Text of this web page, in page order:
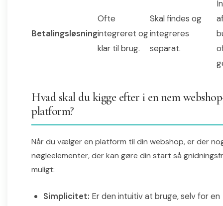
Betalingsløsning
Ofte
integreret og
klar til brug.
Skal findes og
integreres
separat.
Hvad skal du kigge efter i en nem
platform?
Når du vælger en platform til din webshop, er der
nøgleelementer, der kan gøre din start så
muligt:
Simplicitet: Er den intuitiv at bruge, selv for en